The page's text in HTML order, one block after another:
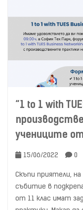
“1 to 1 with
учениците
15/06/2022 0
Скъпи приятели, на
събитие в
от 11 клас имат